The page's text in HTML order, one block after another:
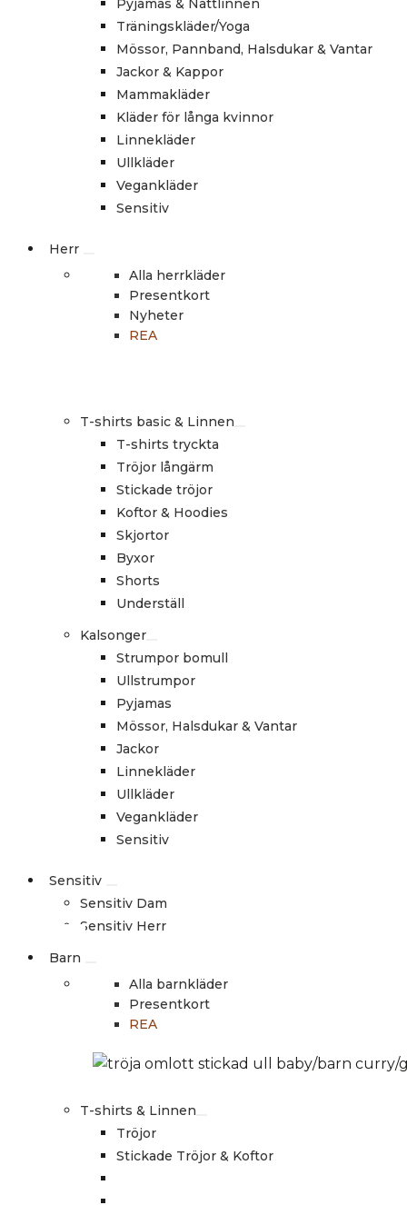
Pyjamas & Nattlinnen
Träningskläder/Yoga
Mössor, Pannband, Halsdukar & Vantar
Jackor & Kappor
Mammakläder
Kläder för långa kvinnor
Linnekläder
Ullkläder
Vegankläder
Sensitiv
Herr
Alla herrkläder
Presentkort
Nyheter
REA
T-shirts basic & Linnen
T-shirts tryckta
Tröjor långärm
Stickade tröjor
Koftor & Hoodies
Skjortor
Byxor
Shorts
Underställ
Kalsonger
Strumpor bomull
Ullstrumpor
Pyjamas
Mössor, Halsdukar & Vantar
Jackor
Linnekläder
Ullkläder
Vegankläder
Sensitiv
Sensitiv
Sensitiv Dam
Sensitiv Herr
Barn
Alla barnkläder
Presentkort
REA
T-shirts & Linnen
Tröjor
Stickade Tröjor & Koftor